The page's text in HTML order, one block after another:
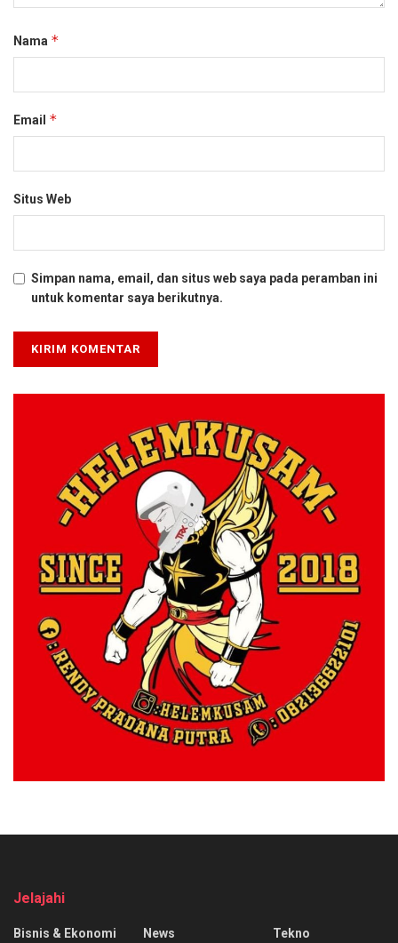
Nama *
Email *
Situs Web
Simpan nama, email, dan situs web saya pada peramban ini
untuk komentar saya berikutnya.
Jelajahi
Bisnis & Ekonomi News Tekno